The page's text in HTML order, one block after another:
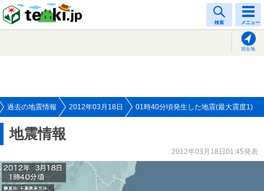
検索 メニュー
現在地
過去の地震情報 2012年03月18日 01時40分頃発生した地震(最大震度1)
地震情報
2012年03月18日01:45発表